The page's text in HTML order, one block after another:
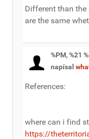
Different than the
are the same
%PM, %21
napísal
References:
where can i find
https://